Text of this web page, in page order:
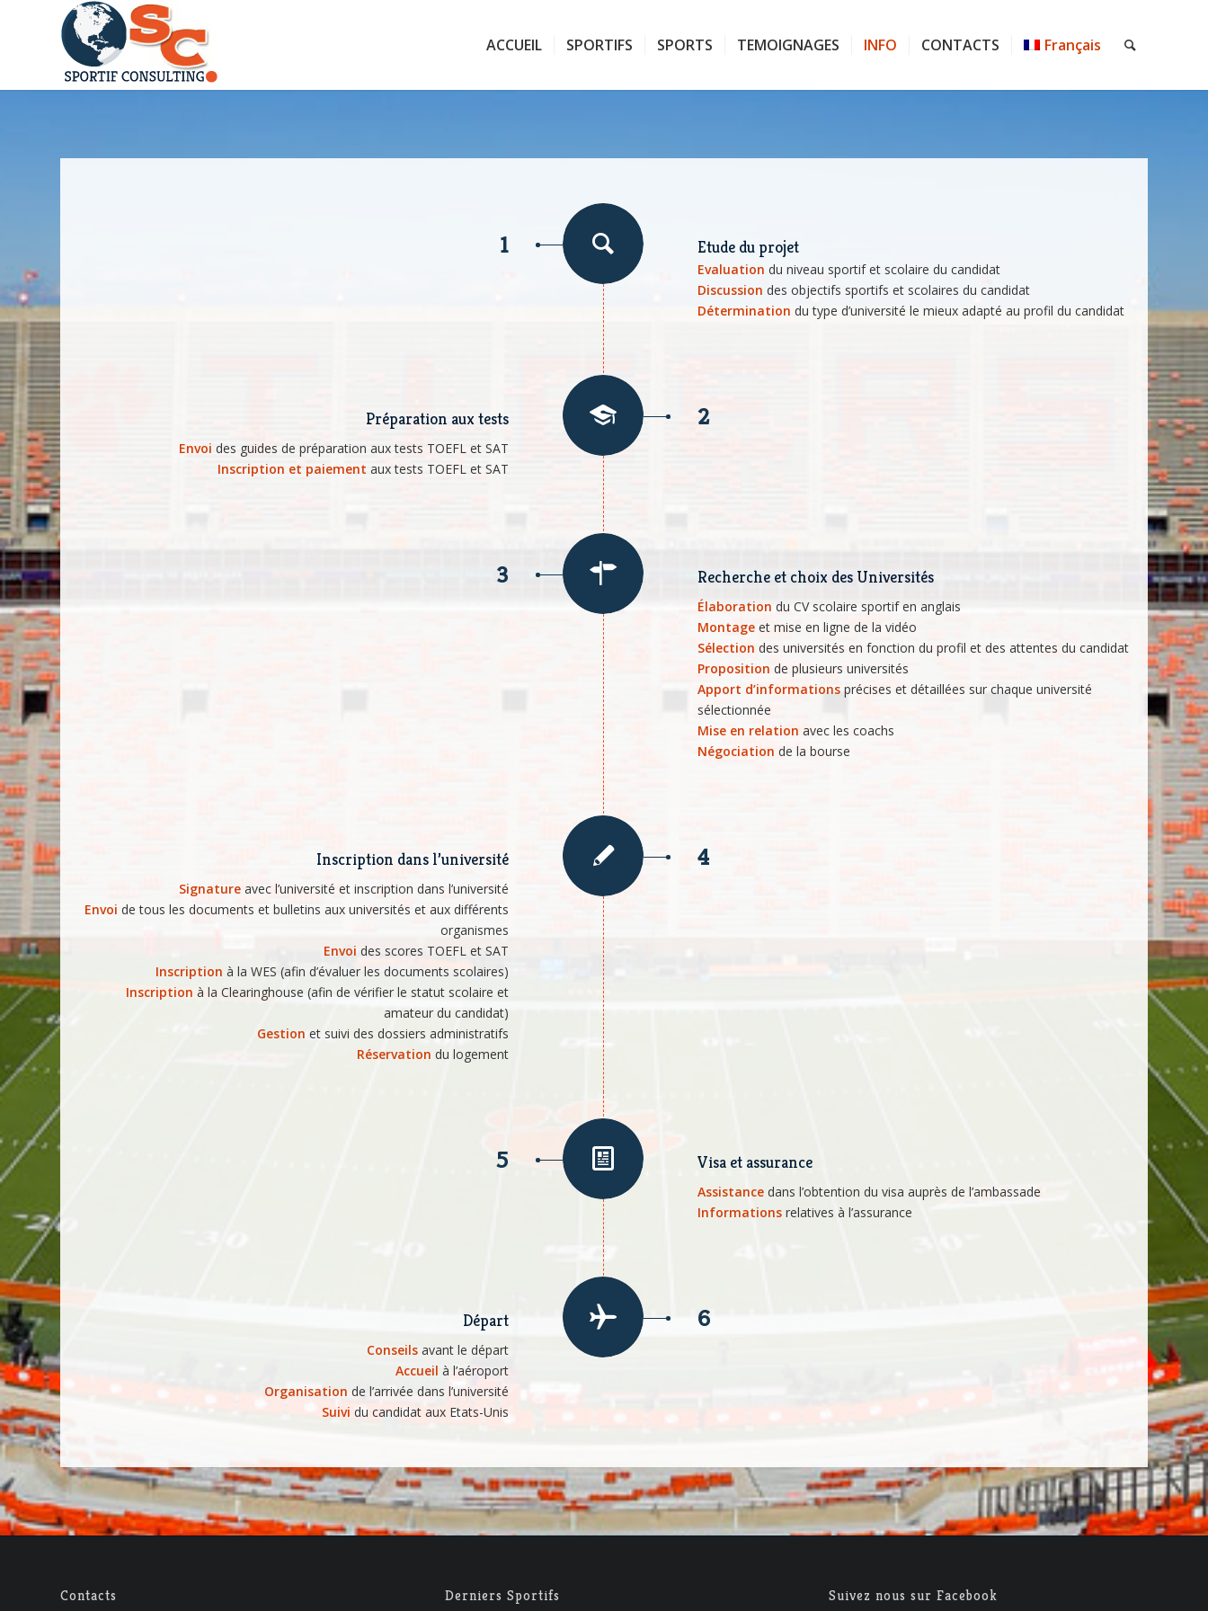
ACCUEIL SPORTIFS SPORTS TEMOIGNAGES INFO CONTACTS Français
1 Etude du projet
Evaluation du niveau sportif et scolaire du candidat
Discussion des objectifs sportifs et scolaires du candidat
Détermination du type d’université le mieux adapté au profil du candidat
Préparation aux tests
Envoi des guides de préparation aux tests TOEFL et SAT
Inscription et paiement aux tests TOEFL et SAT
2
3 Recherche et choix des Universités
Élaboration du CV scolaire sportif en anglais
Montage et mise en ligne de la vidéo
Sélection des universités en fonction du profil et des attentes du candidat
Proposition de plusieurs universités
Apport d’informations précises et détaillées sur chaque université
sélectionnée
Mise en relation avec les coachs
Négociation de la bourse
Inscription dans l’université
Signature avec l’université et inscription dans l’université
Envoi de tous les documents et bulletins aux universités et aux différents
organismes
Envoi des scores TOEFL et SAT
Inscription à la WES (afin d’évaluer les documents scolaires)
Inscription à la Clearinghouse (afin de vérifier le statut scolaire et
amateur du candidat)
Gestion et suivi des dossiers administratifs
Réservation du logement
4
5 Visa et assurance
Assistance dans l’obtention du visa auprès de l’ambassade
Informations relatives à l’assurance
Départ
Conseils avant le départ
Accueil à l’aéroport
Organisation de l’arrivée dans l’université
Suivi du candidat aux Etats-Unis
6
Contacts Derniers Sportifs Suivez nous sur Facebook